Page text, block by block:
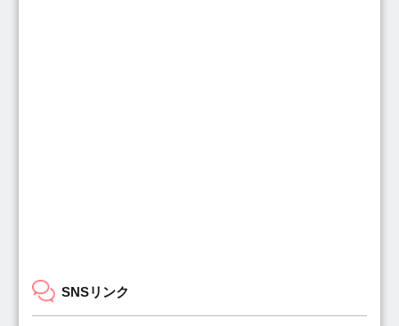
SNSリンク